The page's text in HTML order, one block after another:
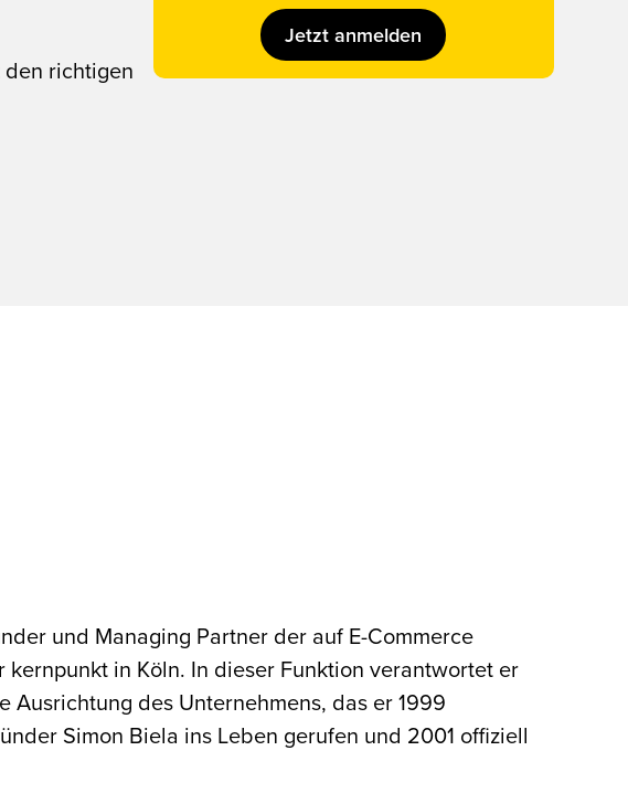
Jetzt anmelden
richtigen
und Managing Partner der auf E-Commerce
in Köln. In dieser Funktion verantwortet er
des Unternehmens, das er 1999
Simon Biela ins Leben gerufen und 2001 offiziell